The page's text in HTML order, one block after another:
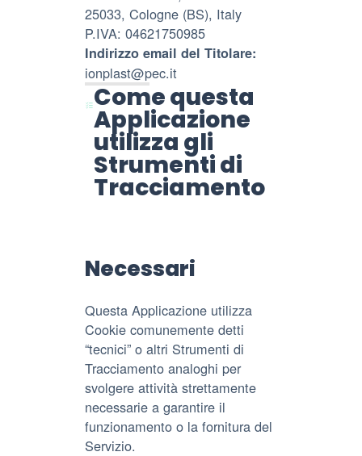
25033, Cologne (BS), Italy
P.IVA: 04621750985
Indirizzo email del Titolare:
ionplast@pec.it
Come questa
Applicazione
utilizza gli
Strumenti di
Tracciamento
Necessari
Questa Applicazione utilizza
Cookie comunemente detti
“tecnici” o altri Strumenti di
Tracciamento analoghi per
svolgere attività strettamente
necessarie a garantire il
funzionamento o la fornitura del
Servizio.